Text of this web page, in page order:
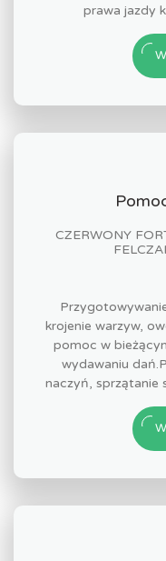
prawa jazdy
CZERWONY
krojenie warzyw,
pomoc w
wydawaniu
naczyń, sprzątanie